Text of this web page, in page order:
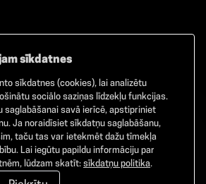
TikTok Instagram
Visas tiesības aizsargātas.
sīkdatnes
sīkdatnes (cookies), lai analizētu
sociālo saziņas līdzekļu funkcijas.
saglabāšanai savā ierīcē, apstipriniet
Ja noraidīsiet sīkdatņu saglabāšanu,
taču tas var ietekmēt dažu tīmekļa
Lai iegūtu papildu informāciju par
lūdzam skatīt: sīkdatņu politika.